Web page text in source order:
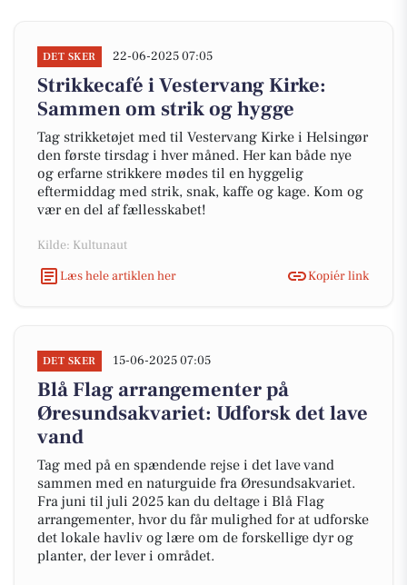
DET SKER 22-06-2025 07:05
Strikkecafé i Vestervang Kirke:
Sammen om strik og hygge
Tag strikketøjet med til Vestervang Kirke i Helsingør
den første tirsdag i hver måned. Her kan både nye
og erfarne strikkere mødes til en hyggelig
eftermiddag med strik, snak, kaffe og kage. Kom og
vær en del af fællesskabet!
Kilde: Kultunaut
Læs hele artiklen her
Kopiér link
DET SKER 15-06-2025 07:05
Blå Flag arrangementer på
Øresundsakvariet: Udforsk det lave
vand
Tag med på en spændende rejse i det lave vand
sammen med en naturguide fra Øresundsakvariet.
Fra juni til juli 2025 kan du deltage i Blå Flag
arrangementer, hvor du får mulighed for at udforske
det lokale havliv og lære om de forskellige dyr og
planter, der lever i området.